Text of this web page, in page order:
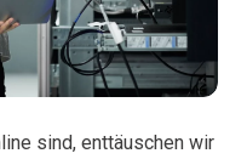
sind, enttäuschen wir